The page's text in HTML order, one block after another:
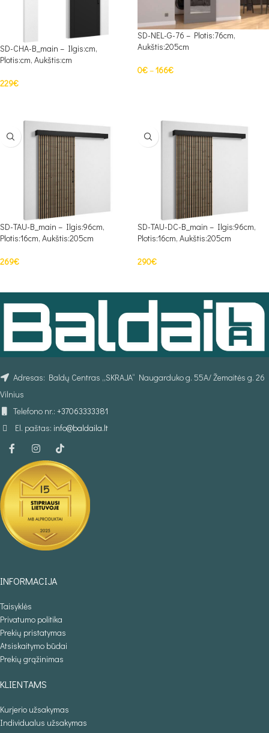
SD-CHA-B_main – Ilgis:cm,
Plotis:cm, Aukštis:cm
229€
SD-NEL-G-76 – Plotis:76cm,
Aukštis:205cm
0€–166€
SD-TAU-B_main – Ilgis:96cm,
Plotis:16cm, Aukštis:205cm
269€
SD-TAU-DC-B_main – Ilgis:96cm,
Plotis:16cm, Aukštis:205cm
290€
Adresas: Baldų Centras „SKRAJA“ Naugarduko g. 55A/ Žemaitės g. 26
Vilnius
Telefono nr.: +37063333381
El. paštas: info@baldaila.lt
INFORMACIJA
Taisyklės
Privatumo politika
Prekių pristatymas
Atsiskaitymo būdai
Prekių grąžinimas
KLIENTAMS
Kurjerio užsakymas
Individualus užsakymas